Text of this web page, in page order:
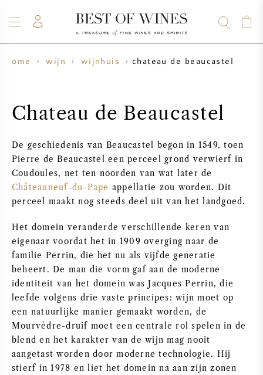
WIJN
WIJNHUIS
VINTAGE CHART
VOORVERKOOP
WIJN CADEAU
WIJN SALE
CHAMPAGNE
BOLLINGER
PERRIER JOUET
VEUVE CLICQUOT
ARMAND DE BRIGNAC
WHISKY
RUM
STERKE DRANK
SALE
VOORVERKOOP
BORDEAUX EN PRIMEUR
UW WIJN VERKOPEN
BLOG
OVER ONS
home wijn wijnhuis chateau de beaucastel
Chateau de Beaucastel
De geschiedenis van Beaucastel begon in 1549, toen
Pierre de Beaucastel een perceel grond verwierf in
Coudoules, net ten noorden van wat later de
Châteauneuf-du-Pape appellatie zou worden. Dit
perceel maakt nog steeds deel uit van het landgoed.
Het domein veranderde verschillende keren van
eigenaar voordat het in 1909 overging naar de
familie Perrin, die het nu als vijfde generatie
beheert. De man die vorm gaf aan de moderne
identiteit van het domein was Jacques Perrin, die
leefde volgens drie vaste principes: wijn moet op
een natuurlijke manier gemaakt worden, de
Mourvèdre-druif moet een centrale rol spelen in de
blend en het karakter van de wijn mag nooit
aangetast worden door moderne technologie. Hij
stierf in 1978 en liet het domein na aan zijn zonen